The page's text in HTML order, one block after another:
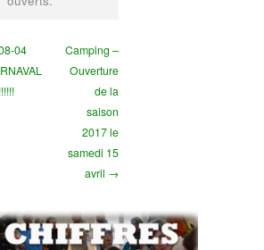
04
Camping –
Ouverture
de la
saison
2017 le
samedi 15
avril →